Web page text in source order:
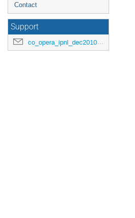
Contact
Support
co_opera_ipnl_dec2010@ipnl.in2p3.fr